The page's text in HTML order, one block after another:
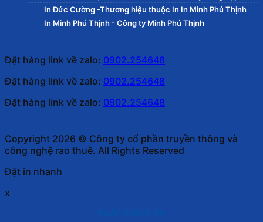
In Đức Cường -Thương hiệu thuộc In In Minh Phú Thịnh
In Minh Phú Thịnh - Công ty Minh Phú Thịnh
Đặt hàng link về zalo: 0902.254648
Đặt hàng link về zalo: 0902.254648
Đặt hàng link về zalo: 0902.254648
Copyright 2026 © Công ty cổ phần truyền thông và
công nghệ rao thuê. All Rights Reserved
Đặt in nhanh
x